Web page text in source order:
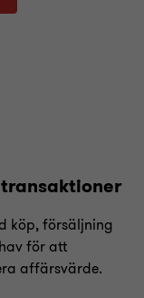
köp, försäljning
för att
affärsvärde.